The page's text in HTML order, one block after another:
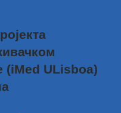
(iMed ULisboa)